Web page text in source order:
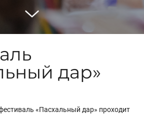
дар»
«Пасхальный дар» проходит